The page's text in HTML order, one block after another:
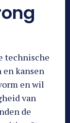
technische
en kansen
en wil
van
de